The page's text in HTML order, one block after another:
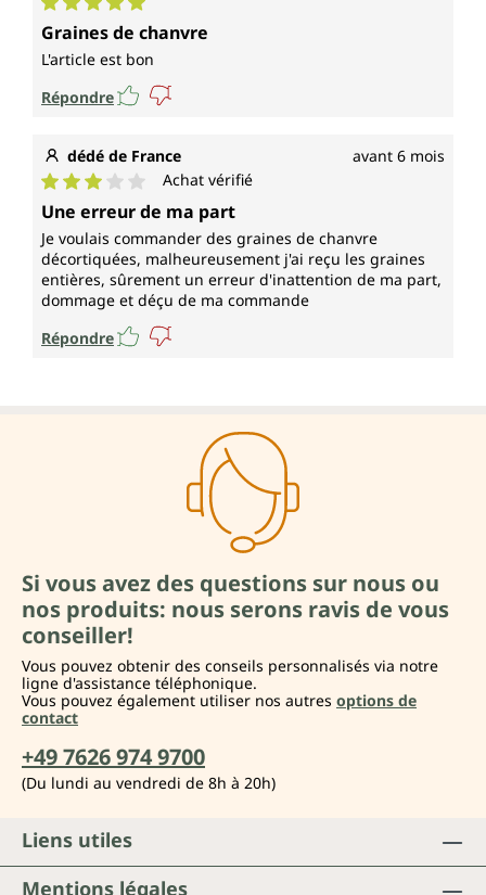
Note moyenne de 5 sur 5 étoiles
Graines de chanvre
L'article est bon
Répondre
dédé de France avant 6 mois
Note moyenne de 3 sur 5 étoiles
Achat vérifié
Une erreur de ma part
Je voulais commander des graines de chanvre
décortiquées, malheureusement j'ai reçu les graines
entières, sûrement un erreur d'inattention de ma part,
dommage et déçu de ma commande
Répondre
Si vous avez des questions sur nous ou
nos produits: nous serons ravis de vous
conseiller!
Vous pouvez obtenir des conseils personnalisés via notre
ligne d'assistance téléphonique.
Vous pouvez également utiliser nos autres options de
contact
+49 7626 974 9700
(Du lundi au vendredi de 8h à 20h)
Liens utiles
Mentions légales